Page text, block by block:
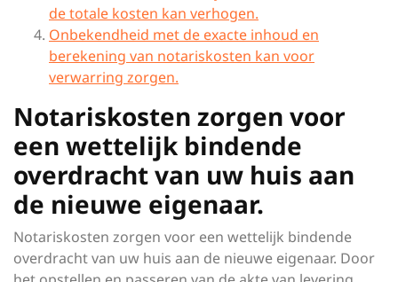
de totale kosten kan verhogen.
Onbekendheid met de exacte inhoud en
berekening van notariskosten kan voor
verwarring zorgen.
Notariskosten zorgen voor
een wettelijk bindende
overdracht van uw huis aan
de nieuwe eigenaar.
Notariskosten zorgen voor een wettelijk bindende
overdracht van uw huis aan de nieuwe eigenaar. Door